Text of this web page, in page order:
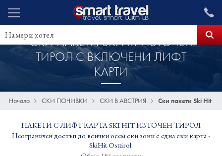
СКИ ПАКЕТИ SKI HIT ИЗТОЧЕН
ТИРОЛ С ВКЛЮЧЕНИ ЛИФТ
КАРТИ
Начало СКИ ПОЧИВКИ СКИ В АВСТРИЯ Ски пакети Ski Hit
ПАКЕТИ С ЛИФТ КАРТА SKI HIT ИЗТОЧЕН ТИРОЛ
Неограничен достъп до всички осем ски зони с една ски карта -
SkiHit Osttirol.